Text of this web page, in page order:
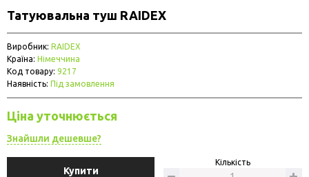
Татуювальна туш RAIDEX
Виробник: RAIDEX
Країна: Німеччина
Код товару: 9217
Наявність: Під замовлення
Ціна уточнюється
Знайшли дешевше?
Купити
Кількість